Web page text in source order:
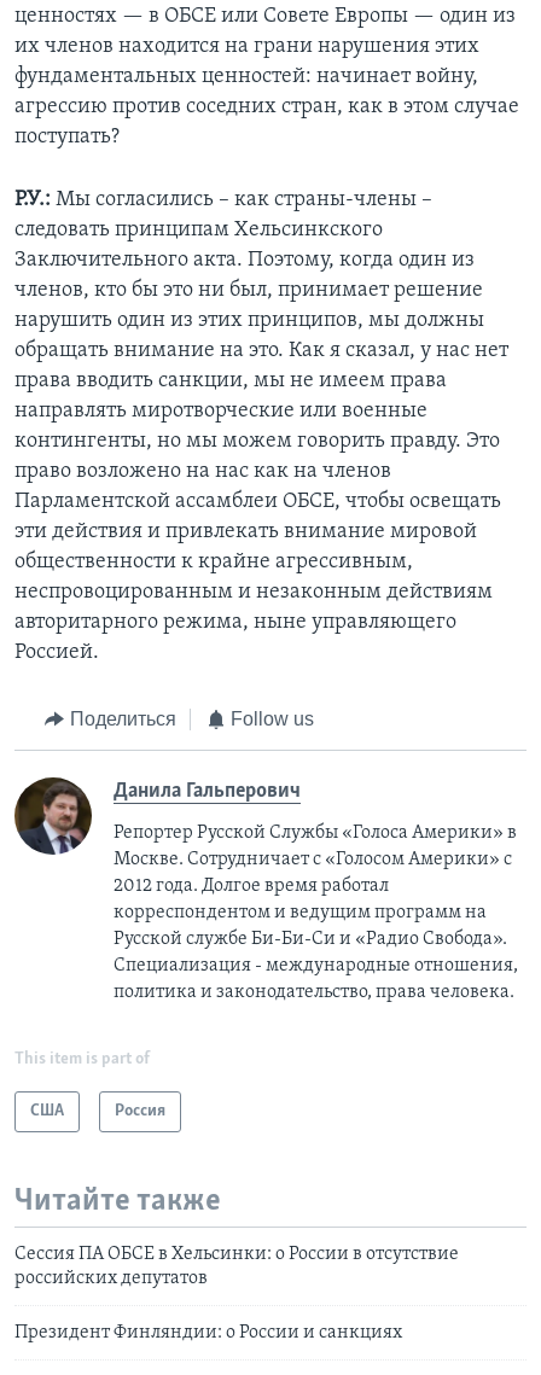
ценностях — в ОБСЕ или Совете Европы — один из
их членов находится на грани нарушения этих
фундаментальных ценностей: начинает войну,
агрессию против соседних стран, как в этом случае
поступать?
Р.У.: Мы согласились – как страны-члены –
следовать принципам Хельсинкского
Заключительного акта. Поэтому, когда один из
членов, кто бы это ни был, принимает решение
нарушить один из этих принципов, мы должны
обращать внимание на это. Как я сказал, у нас нет
права вводить санкции, мы не имеем права
направлять миротворческие или военные
контингенты, но мы можем говорить правду. Это
право возложено на нас как на членов
Парламентской ассамблеи ОБСЕ, чтобы освещать
эти действия и привлекать внимание мировой
общественности к крайне агрессивным,
неспровоцированным и незаконным действиям
авторитарного режима, ныне управляющего
Россией.
Поделиться Follow us
Данила Гальперович
Репортер Русской Службы «Голоса Америки» в
Москве. Сотрудничает с «Голосом Америки» с
2012 года. Долгое время работал
корреспондентом и ведущим программ на
Русской службе Би-Би-Си и «Радио Свобода».
Специализация - международные отношения,
политика и законодательство, права человека.
This item is part of
США Россия
Читайте также
Сессия ПА ОБСЕ в Хельсинки: о России в отсутствие
российских депутатов
Президент Финляндии: о России и санкциях